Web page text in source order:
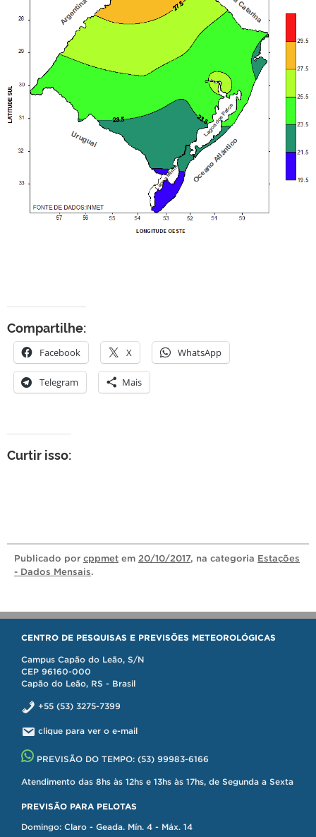
Compartilhe:
Facebook X WhatsApp
Telegram Mais
Curtir isso:
Publicado por cppmet em 20/10/2017, na categoria Estações
- Dados Mensais.
CENTRO DE PESQUISAS E PREVISÕES METEOROLÓGICAS
Campus Capão do Leão, S/N
CEP 96160-000
Capão do Leão, RS - Brasil
+55 (53) 3275-7399
clique para ver o e-mail
PREVISÃO DO TEMPO: (53) 99983-6166
Atendimento das 8hs às 12hs e 13hs às 17hs, de Segunda a Sexta
PREVISÃO PARA PELOTAS
Domingo: Claro - Geada. Mín. 4 - Máx. 14